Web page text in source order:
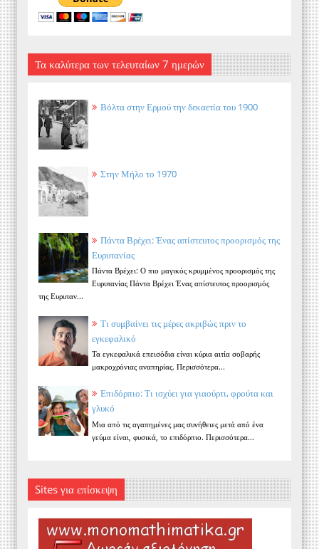
Τα καλύτερα των τελευταίων 7 ημερών
Βόλτα στην Ερμού την δεκαετία του 1900
Στην Μήλο το 1970
Πάντα Βρέχει: Ένας απίστευτος προορισμός της
Ευρυτανίας
Πάντα Βρέχει: Ο πιο μαγικός κρυμμένος προορισμός της
Ευρυτανίας Πάντα Βρέχει Ένας απίστευτος προορισμός
της Ευρυταν...
Τι συμβαίνει τις μέρες ακριβώς πριν το
εγκεφαλικό
Τα εγκεφαλικά επεισόδια είναι κύρια αιτία σοβαρής
μακροχρόνιας αναπηρίας. Περισσότερα...
Επιδόρπιο: Τι ισχύει για γιαούρτι, φρούτα και
γλυκό
Μια από τις αγαπημένες μας συνήθειες μετά από ένα
γεύμα είναι, φυσικά, το επιδόρπιο. Περισσότερα...
Sites για επίσκεψη